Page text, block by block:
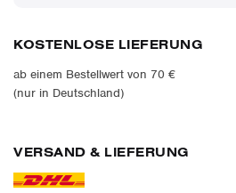
KOSTENLOSE LIEFERUNG
ab einem Bestellwert von 70 €
(nur in Deutschland)
VERSAND & LIEFERUNG